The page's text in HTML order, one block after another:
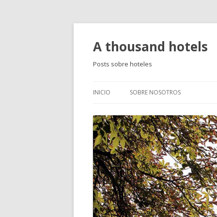
A thousand hotels
Posts sobre hoteles
INICIO SOBRE NOSOTROS